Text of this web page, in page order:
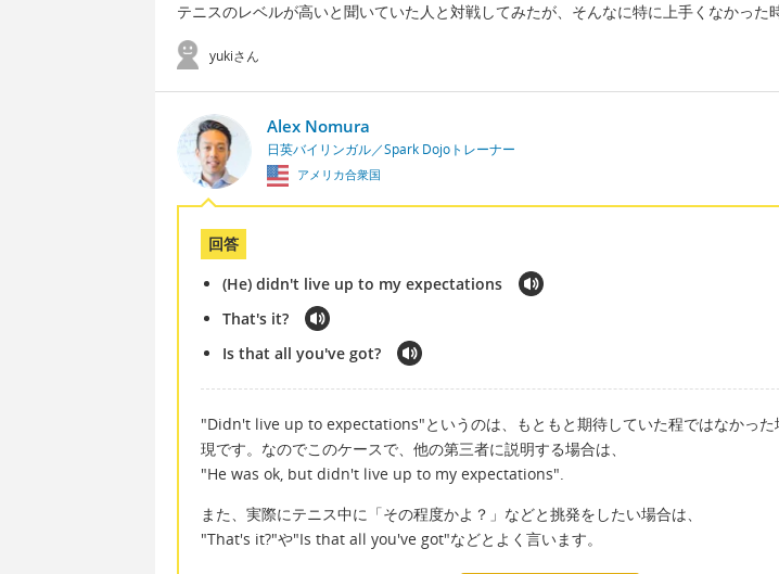
テニスのレベルが高いと聞いていた人と対戦してみたが、そんなに特に上手くなかった時
yukiさん
Alex Nomura
日英バイリンガル／Spark Dojoトレーナー
アメリカ合衆国
回答
(He) didn't live up to my expectations
That's it?
Is that all you've got?
"Didn't live up to expectations"というのは、もともと期待していた程ではなかった
現です。なのでこのケースで、他の第三者に説明する場合は、
"He was ok, but didn't live up to my expectations".
また、実際にテニス中に「その程度かよ？」などと挑発をしたい場合は、
"That's it?"や"Is that all you've got"などとよく言います。